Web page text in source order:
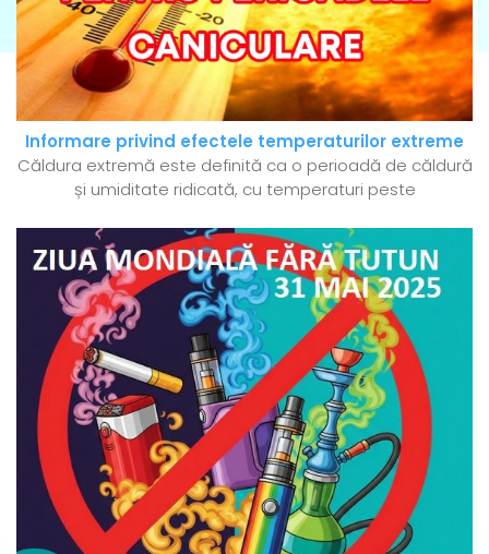
Informare privind efectele temperaturilor extreme
Căldura extremă este definită ca o perioadă de căldură
și umiditate ridicată, cu temperaturi peste